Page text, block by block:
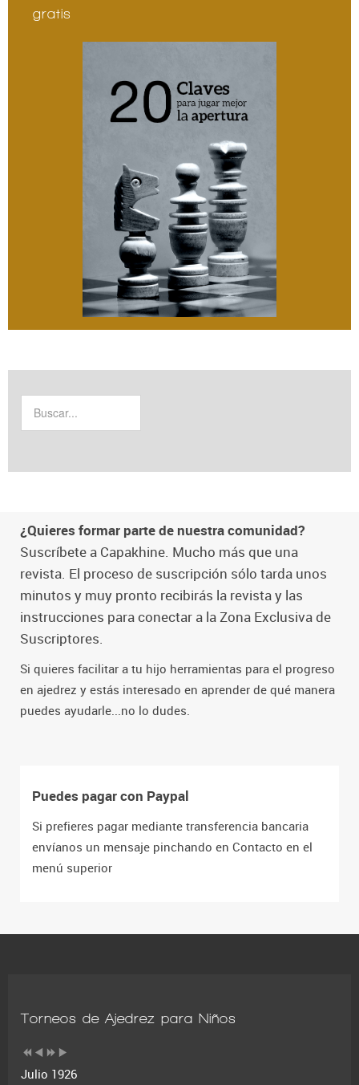
gratis
¿Quieres formar parte de nuestra comunidad?
Suscríbete a Capakhine. Mucho más que una
revista. El proceso de suscripción sólo tarda unos
minutos y muy pronto recibirás la revista y las
instrucciones para conectar a la Zona Exclusiva de
Suscriptores.
Si quieres facilitar a tu hijo herramientas para el progreso
en ajedrez y estás interesado en aprender de qué manera
puedes ayudarle...no lo dudes.
Puedes pagar con Paypal
Si prefieres pagar mediante transferencia bancaria
envíanos un mensaje pinchando en Contacto en el
menú superior
Torneos de Ajedrez para Niños
Julio 1926